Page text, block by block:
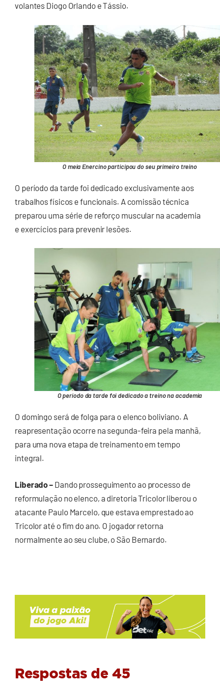
volantes Diogo Orlando e Tássio.
O meia Enercino participou do seu primeiro treino
O período da tarde foi dedicado exclusivamente aos
trabalhos físicos e funcionais. A comissão técnica
preparou uma série de reforço muscular na academia
e exercícios para prevenir lesões.
O período da tarde foi dedicado a treino na academia
O domingo será de folga para o elenco boliviano. A
reapresentação ocorre na segunda-feira pela manhã,
para uma nova etapa de treinamento em tempo
integral.
Liberado – Dando prosseguimento ao processo de
reformulação no elenco, a diretoria Tricolor liberou o
atacante Paulo Marcelo, que estava emprestado ao
Tricolor até o fim do ano. O jogador retorna
normalmente ao seu clube, o São Bernardo.
Respostas de 45